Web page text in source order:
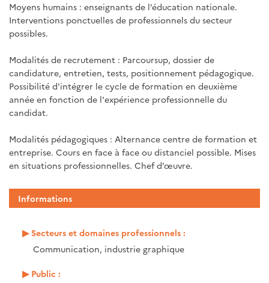
Moyens humains : enseignants de l’éducation nationale.
Interventions ponctuelles de professionnels du secteur
possibles.
Modalités de recrutement : Parcoursup, dossier de
candidature, entretien, tests, positionnement pédagogique.
Possibilité d'intégrer le cycle de formation en deuxième
année en fonction de l'expérience professionnelle du
candidat.
Modalités pédagogiques : Alternance centre de formation et
entreprise. Cours en face à face ou distanciel possible. Mises
en situations professionnelles. Chef d’œuvre.
Informations
Secteurs et domaines professionnels :
Communication, industrie graphique
Public :